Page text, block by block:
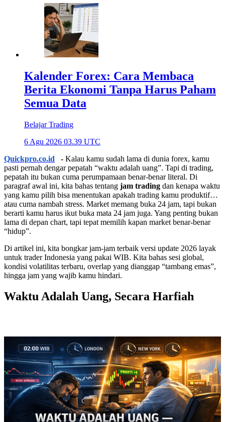
Kalender Forex: Cara Membaca
Berita Ekonomi Tanpa Harus Paham
Semua Data
Belajar Trading
6 Agu 2026 03.39 UTC
Quickpro.co.id
- Kalau kamu sudah lama di dunia forex, kamu
pasti pernah dengar pepatah “waktu adalah uang”. Tapi di trading,
pepatah itu bukan cuma perumpamaan benar-benar literal. Di
paragraf awal ini, kita bahas tentang jam trading dan kenapa waktu
yang kamu pilih bisa menentukan apakah trading kamu produktif…
atau cuma nambah stress. Market memang buka 24 jam, tapi bukan
berarti kamu harus ikut buka mata 24 jam juga. Yang penting bukan
lama di depan chart, tapi tepat memilih kapan market benar-benar
“hidup”.
Di artikel ini, kita bongkar jam-jam terbaik versi update 2026 layak
untuk trader Indonesia yang pakai WIB. Kita bahas sesi global,
kondisi volatilitas terbaru, overlap yang dianggap “tambang emas”,
hingga jam yang wajib kamu hindari.
Waktu Adalah Uang, Secara Harfiah